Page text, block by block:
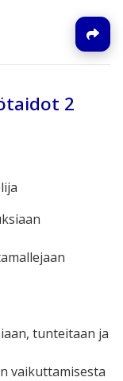
2
tunteitaan ja
vaikuttamisesta